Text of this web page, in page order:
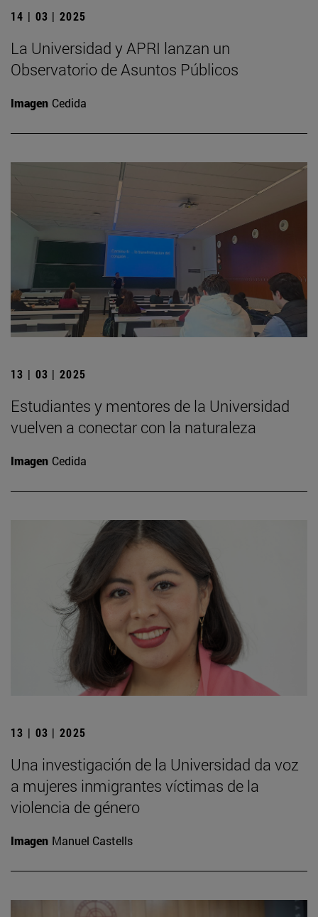
14 | 03 | 2025
La Universidad y APRI lanzan un
Observatorio de Asuntos Públicos
Imagen Cedida
13 | 03 | 2025
Estudiantes y mentores de la Universidad
vuelven a conectar con la naturaleza
Imagen Cedida
13 | 03 | 2025
Una investigación de la Universidad da voz
a mujeres inmigrantes víctimas de la
violencia de género
Imagen Manuel Castells